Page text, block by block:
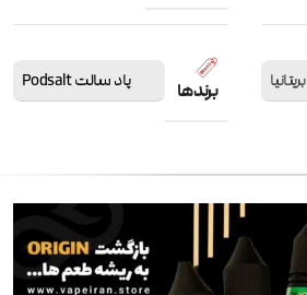
بریتانیا برندها پاد سالت Podsalt